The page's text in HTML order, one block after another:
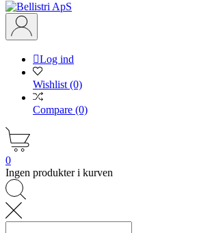
Log ind
Wishlist (0)
Compare (0)
0
Ingen produkter i kurven